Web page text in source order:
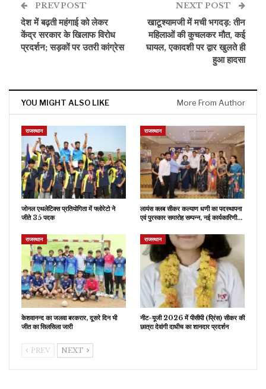
PREV POST
देश में बढ़ती महंगाई को लेकर
केंद्र सरकार के खिलाफ विरोध
प्रदर्शन; सड़कों पर उतरी कांग्रेस
NEXT POST
खाटूश्यामजी में मची भगदड़: तीन
महिलाओं की कुचलकर मौत, कई
घायल, एकादशी पर द्वार खुलते ही
हुआ हादसा
YOU MIGHT ALSO LIKE More From Author
राजस्थान
जोनल एथलेटिक्स प्रतियोगिता में फ्लोरेटो ने
जीते 35 पदक
राजस्थान
लायंस क्लब सीकर कल्याण धणी का पदस्थापना
एवं पुरस्कार समारोह सम्पन्न, नई कार्यकारिणी…
राजस्थान
केशवानन्द का जलवा बरकरार, दूसरे दिन भी
जीत का सिलसिला जारी
राजस्थान
नीट-यूजी 2026 में पीसीपी (प्रिंस) सीकर की
छात्रा देवांगी दाधीच का शानदार प्रदर्शन
PREV NEXT